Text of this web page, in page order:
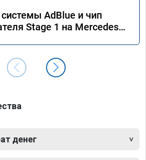
AdBlue и чип
Stage 1 на Mercedes
денег